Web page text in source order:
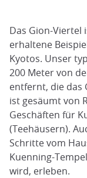
Das Gion-Viertel
erhaltene
Kyotos. Unser
200 Meter von
entfernt, die das
ist gesäumt von
Geschäften für
(Teehäusern).
Schritte vom
Kuenning-
wird, erleben.